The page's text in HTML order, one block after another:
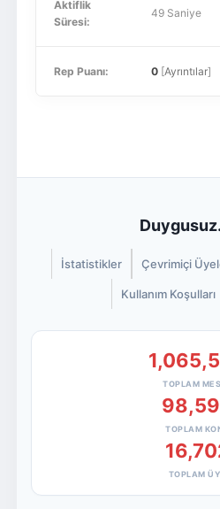
Aktiflik
Süresi:
49 Saniye
Rep Puanı: 0[Ayrıntılar]
İstatistikler Çevrimiçi
Kullanım Koşulları
TOPLAM
TOPLAM
TOPLAM